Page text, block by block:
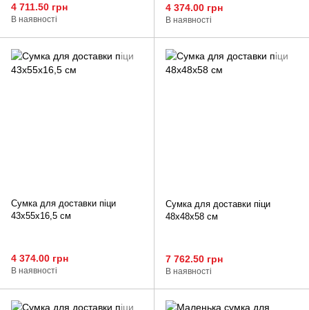
4 711.50 грн
В наявності
4 374.00 грн
В наявності
Сумка для доставки піци
43х55х16,5 см
4 374.00 грн
В наявності
Сумка для доставки піци
48х48х58 см
7 762.50 грн
В наявності